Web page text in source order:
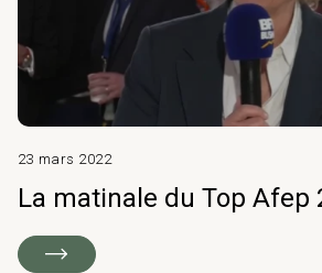
23 mars 2022
La matinale du Top Afep